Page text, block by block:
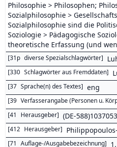
Philosophie > Philosophen;
Sozialphilosophie >
Sozialphilosophie sind die
Soziologie > Pädagogische
theoretische Erfassung (und
[31p diverse Spezialschlagwörter]
[330 Schlagwörter aus Fremddaten]
[37 Sprache(n) des Textes] eng
[39 Verfasserangabe (Personen u.
[41 Herausgeber] (DE-
[412 Herausgeber]
[71 Auflage-/Ausgabebezeichnung]